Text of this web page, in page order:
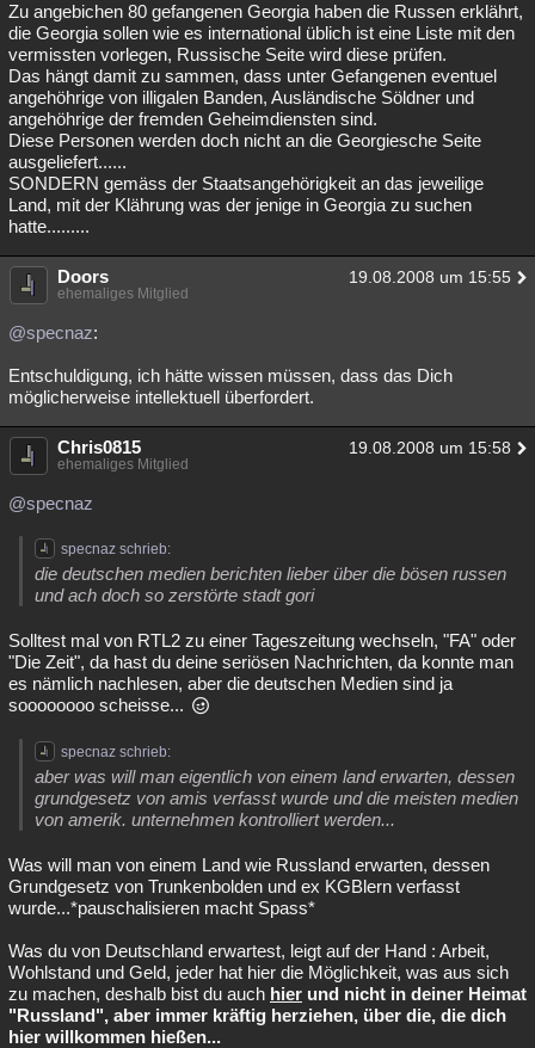
Zu angebichen 80 gefangenen Georgia haben die Russen erklährt,
die Georgia sollen wie es international üblich ist eine Liste mit den
vermissten vorlegen, Russische Seite wird diese prüfen.
Das hängt damit zu sammen, dass unter Gefangenen eventuel
angehöhrige von illigalen Banden, Ausländische Söldner und
angehöhrige der fremden Geheimdiensten sind.
Diese Personen werden doch nicht an die Georgiesche Seite
ausgeliefert......
SONDERN gemäss der Staatsangehörigkeit an das jeweilige
Land, mit der Klährung was der jenige in Georgia zu suchen
hatte.........
Doors 19.08.2008 um 15:55
ehemaliges Mitglied
@specnaz:
Entschuldigung, ich hätte wissen müssen, dass das Dich
möglicherweise intellektuell überfordert.
Chris0815 19.08.2008 um 15:58
ehemaliges Mitglied
@specnaz
specnaz schrieb:
die deutschen medien berichten lieber über die bösen russen
und ach doch so zerstörte stadt gori
Solltest mal von RTL2 zu einer Tageszeitung wechseln, "FA" oder
"Die Zeit", da hast du deine seriösen Nachrichten, da konnte man
es nämlich nachlesen, aber die deutschen Medien sind ja
soooooooo scheisse...
specnaz schrieb:
aber was will man eigentlich von einem land erwarten, dessen
grundgesetz von amis verfasst wurde und die meisten medien
von amerik. unternehmen kontrolliert werden...
Was will man von einem Land wie Russland erwarten, dessen
Grundgesetz von Trunkenbolden und ex KGBlern verfasst
wurde...*pauschalisieren macht Spass*
Was du von Deutschland erwartest, leigt auf der Hand : Arbeit,
Wohlstand und Geld, jeder hat hier die Möglichkeit, was aus sich
zu machen, deshalb bist du auch hier und nicht in deiner Heimat
"Russland", aber immer kräftig herziehen, über die, die dich
hier willkommen hießen...